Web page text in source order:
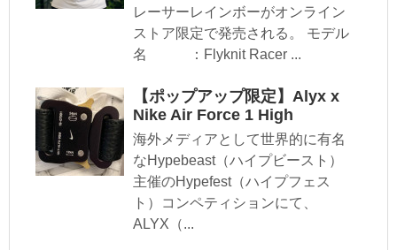
レーサーレインボーがオンライン
ストア限定で発売される。 モデル
名 ：Flyknit Racer ...
【ポップアップ限定】Alyx x
Nike Air Force 1 High
海外メディアとして世界的に有名
なHypebeast（ハイプビースト）
主催のHypefest（ハイプフェス
ト）コンペティションにて、
ALYX（...